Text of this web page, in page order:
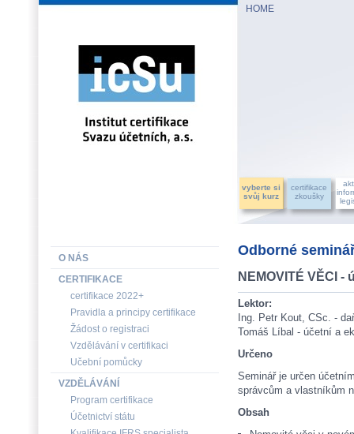
HOME
vyberte si
svůj kurz
certifikace
zkoušky
Odborné
NEMOVITÉ VĚCI
Lektor:
Ing. Petr Kout, CSc. -
Tomáš Líbal - účetní a
Určeno
Seminář je určen
správcům a vlastníkům
Obsah
O NÁS
CERTIFIKACE
certifikace 2022+
Pravidla a principy certifikace
Žádost o registraci
Vzdělávání v certifikaci
Učební pomůcky
VZDĚLÁVÁNÍ
Program certifikace
Účetnictví státu